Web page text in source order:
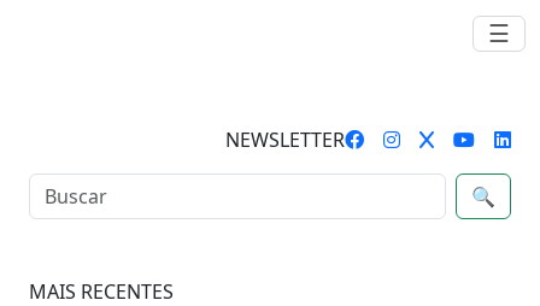
☰
NEWSLETTER
🔍
MAIS RECENTES